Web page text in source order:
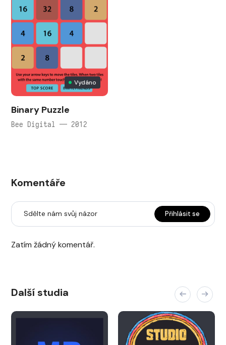
Vydáno
Binary Puzzle
Bee Digital — 2012
Komentáře
Sdělte nám svůj názor Přihlásit se
Zatím žádný komentář.
Další studia